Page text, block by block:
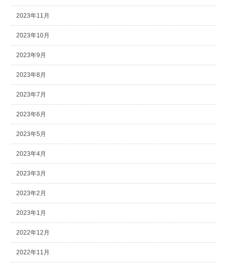
2023年11月
2023年10月
2023年9月
2023年8月
2023年7月
2023年6月
2023年5月
2023年4月
2023年3月
2023年2月
2023年1月
2022年12月
2022年11月